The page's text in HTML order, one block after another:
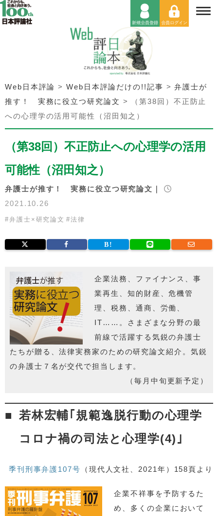
Web日本評論 >Web日本評論だけの!!記事 >弁護士が
推す！ 実務に役立つ研究論文 >
（第38回）不正防止
への心理学の活用可能性（沼田知之）
（第38回）不正防止への心理学の活用
可能性（沼田知之）
弁護士が推す！ 実務に役立つ研究論文｜
2021.10.26
#弁護士×研究論文 #法律
企業法務、ファイナンス、事
業再生、知的財産、危機管
理、税務、通商、労働、
IT……。さまざまな分野の最
前線で活躍する気鋭の弁護士
たちが贈る、法律実務家のための研究論文紹介。気鋭
の弁護士７名が交代で担当します。
（毎月中旬更新予定）
若林宏輔｢規範逸脱行動の心理学
コロナ禍の司法と心理学(4)｣
季刊刑事弁護107号 （現代人文社、2021年）158頁より
企業不祥事を予防するた
め、多くの企業において